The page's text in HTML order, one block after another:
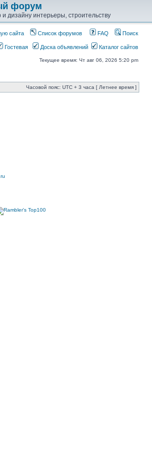
форум
дизайну интерьеры, строительству
сайта Список форумов FAQ Поиск
Гостевая Доска объявлений Каталог сайтов
Текущее время: Чт авг 06, 2026 5:20 pm
Часовой пояс: UTC + 3 часа [ Летнее время ]